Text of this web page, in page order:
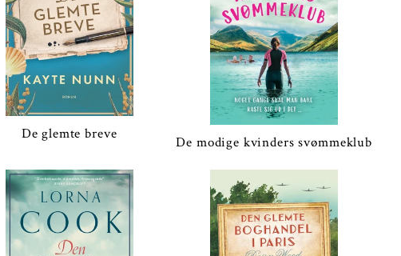
De glemte breve
De modige kvinders svømmeklub